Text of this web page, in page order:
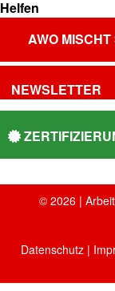
AWO MISCHT
NEWSLETTER
© 2026 |
Datenschutz |